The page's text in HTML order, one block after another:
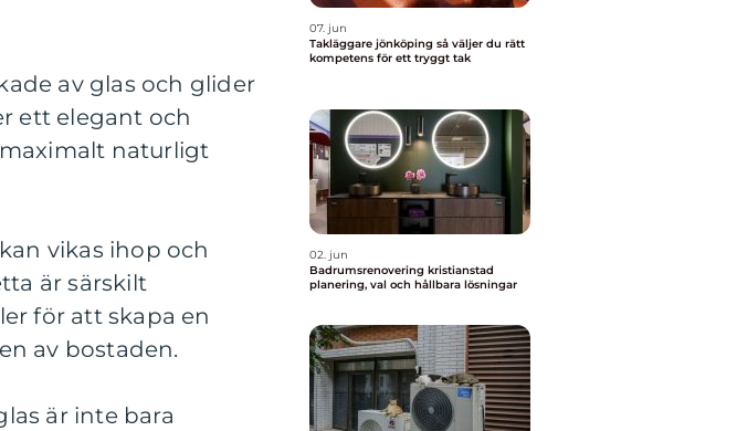
av glas och glider
ett elegant och
naturligt
vikas ihop och
är särskilt
för att skapa en
av bostaden.
är inte bara
07. jun
Takläggare jönköping så väljer du rätt
kompetens för ett tryggt tak
02. jun
Badrumsrenovering kristianstad
planering, val och hållbara lösningar